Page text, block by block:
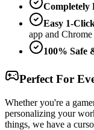
Completely
Easy 1-
app and
100% Safe
Perfect For
Whether you're a
personalizing your
things, we have a